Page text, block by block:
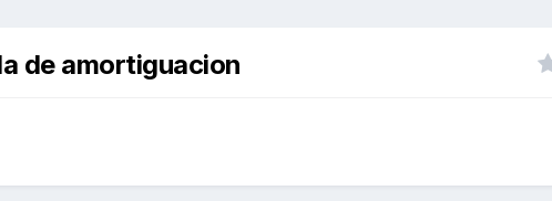
de amortiguacion